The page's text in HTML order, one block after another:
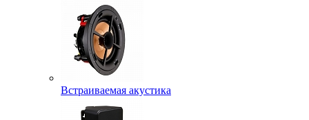
Встраиваемая акустика